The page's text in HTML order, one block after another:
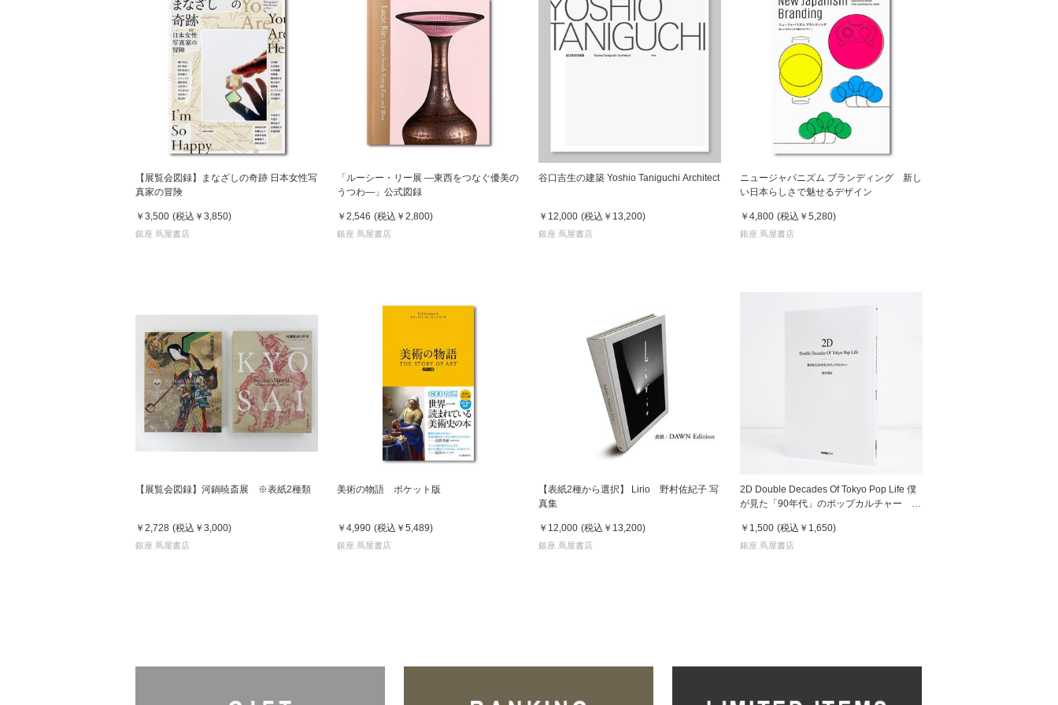
【展覧会図録】まなざしの奇跡 日本女性写
真家の冒険
￥3,500 (税込 ￥3,850)
銀座 蔦屋書店
「ルーシー・リー展 ―東西をつなぐ優美の
うつわ―」公式図録
￥2,546 (税込 ￥2,800)
銀座 蔦屋書店
谷口吉生の建築 Yoshio Taniguchi Architect
￥12,000 (税込 ￥13,200)
銀座 蔦屋書店
ニュージャパニズム ブランディング 新し
い日本らしさで魅せるデザイン
￥4,800 (税込 ￥5,280)
銀座 蔦屋書店
【展覧会図録】河鍋暁斎展 ※表紙2種類
￥2,728 (税込 ￥3,000)
銀座 蔦屋書店
美術の物語 ポケット版
￥4,990 (税込 ￥5,489)
銀座 蔦屋書店
【表紙2種から選択】 Lirio 野村佐紀子 写
真集
￥12,000 (税込 ￥13,200)
銀座 蔦屋書店
2D Double Decades Of Tokyo Pop Life 僕
が見た「90年代」のポップカルチャー 鈴
￥1,500 (税込 ￥1,650)
銀座 蔦屋書店